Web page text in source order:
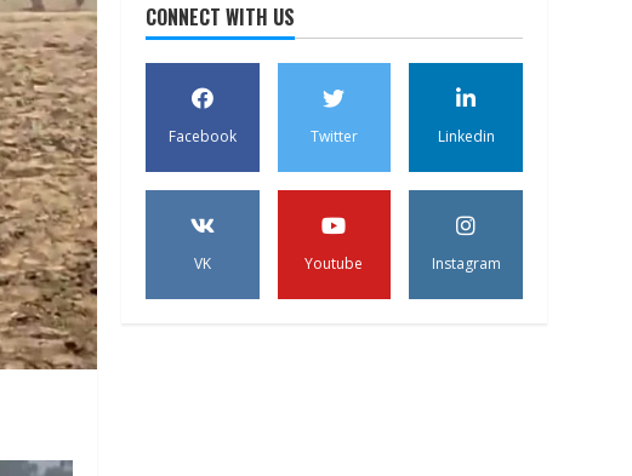
CONNECT WITH US
Facebook Twitter Linkedin
VK Youtube Instagram